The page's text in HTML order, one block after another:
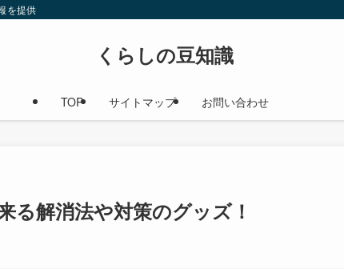
を提供
くらしの豆知識
TOP サイトマップ お問い合わせ
る解消法や対策のグッズ！